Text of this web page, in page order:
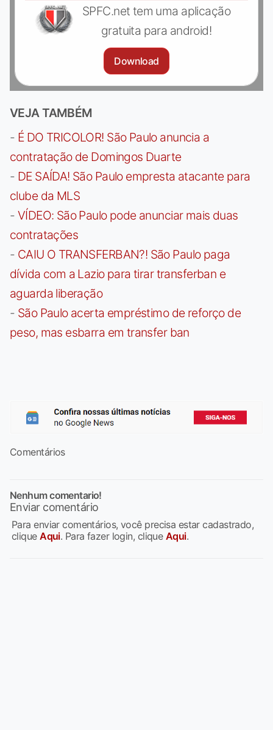
SPFC.net tem uma aplicação
gratuita para android!
Download
VEJA TAMBÉM
- É DO TRICOLOR! São Paulo anuncia a
contratação de Domingos Duarte
- DE SAÍDA! São Paulo empresta atacante para
clube da MLS
- VÍDEO: São Paulo pode anunciar mais duas
contratações
- CAIU O TRANSFERBAN?! São Paulo paga
dívida com a Lazio para tirar transferban e
aguarda liberação
- São Paulo acerta empréstimo de reforço de
peso, mas esbarra em transfer ban
Comentários
Nenhum comentario!
Enviar comentário
Para enviar comentários, você precisa estar cadastrado,
cliqueAqui. Para fazer login, clique Aqui.